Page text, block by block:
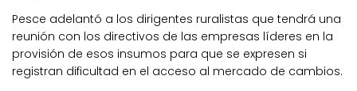
Pesce adelantó a los dirigentes ruralistas que tendrá una
reunión con los directivos de las empresas líderes en la
provisión de esos insumos para que se expresen si
registran dificultad en el acceso al mercado de cambios.